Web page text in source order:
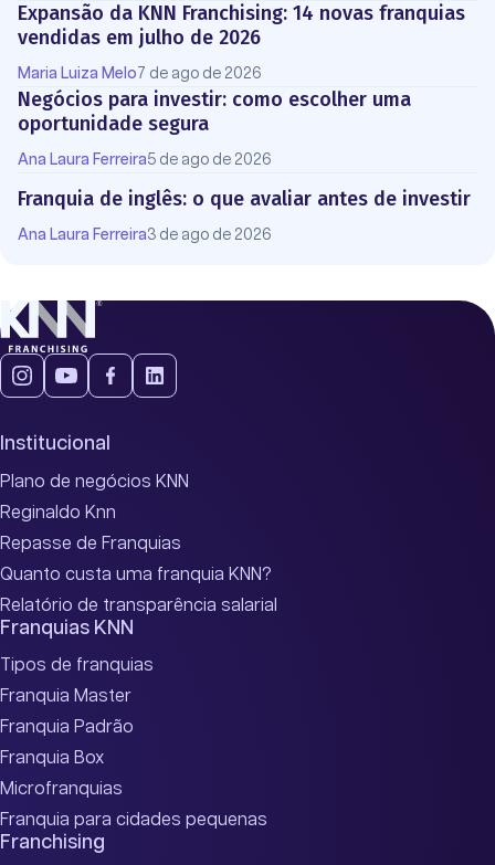
Expansão da KNN Franchising: 14 novas franquias
vendidas em julho de 2026
Maria Luiza Melo 7 de ago de 2026
Negócios para investir: como escolher uma
oportunidade segura
Ana Laura Ferreira5 de ago de 2026
Franquia de inglês: o que avaliar antes de investir
Ana Laura Ferreira3 de ago de 2026
Institucional
Plano de negócios KNN
Reginaldo Knn
Repasse de Franquias
Quanto custa uma franquia KNN?
Relatório de transparência salarial
Franquias KNN
Tipos de franquias
Franquia Master
Franquia Padrão
Franquia Box
Microfranquias
Franquia para cidades pequenas
Franchising